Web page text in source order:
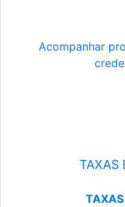
Acompanhar
TAXAS